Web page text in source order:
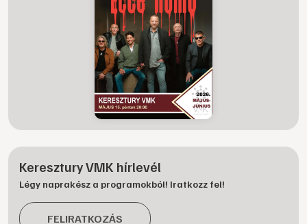
Keresztury VMK hírlevél
Légy naprakész a programokból! Iratkozz fel!
FELIRATKOZÁS